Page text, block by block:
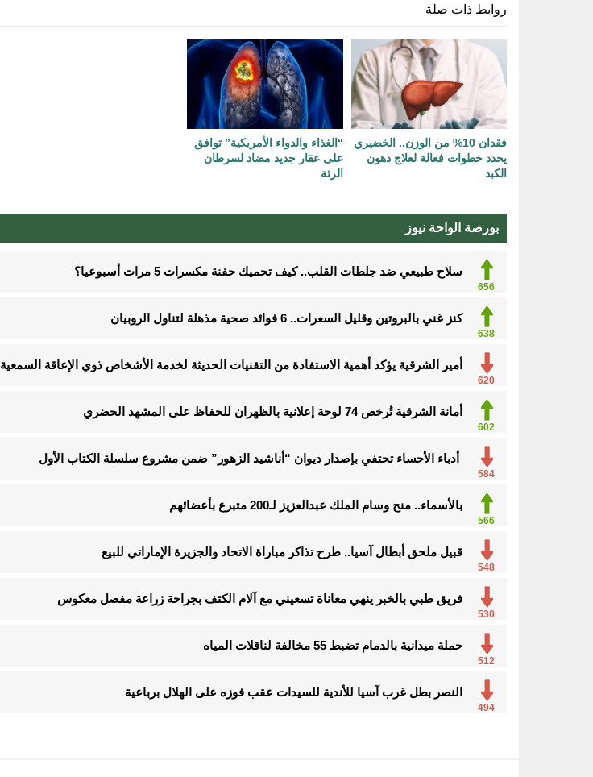
روابط ذات صلة
فقدان 10% من الوزن.. الخضيري
يحدد خطوات فعالة لعلاج دهون
الكبد
“الغذاء والدواء الأمريكية” توافق
على عقار جديد مضاد لسرطان
الرئة
بورصة الواحة نيوز
656
سلاح طبيعي ضد جلطات القلب.. كيف تحميك حفنة مكسرات 5 مرات أسبوعيا؟
638
كنز غني بالبروتين وقليل السعرات.. 6 فوائد صحية مذهلة لتناول الروبيان
620
أمير الشرقية يؤكد أهمية الاستفادة من التقنيات الحديثة لخدمة الأشخاص ذوي الإعاقة السمعية
602
أمانة الشرقية تُرخص 74 لوحة إعلانية بالظهران للحفاظ على المشهد الحضري
584
أدباء الأحساء تحتفي بإصدار ديوان “أناشيد الزهور” ضمن مشروع سلسلة الكتاب الأول
566
بالأسماء.. منح وسام الملك عبدالعزيز لـ200 متبرع بأعضائهم
548
قبيل ملحق أبطال آسيا.. طرح تذاكر مباراة الاتحاد والجزيرة الإماراتي للبيع
530
فريق طبي بالخبر ينهي معاناة تسعيني مع آلام الكتف بجراحة زراعة مفصل معكوس
512
حملة ميدانية بالدمام تضبط 55 مخالفة لناقلات المياه
494
النصر بطل غرب آسيا للأندية للسيدات عقب فوزه على الهلال برباعية